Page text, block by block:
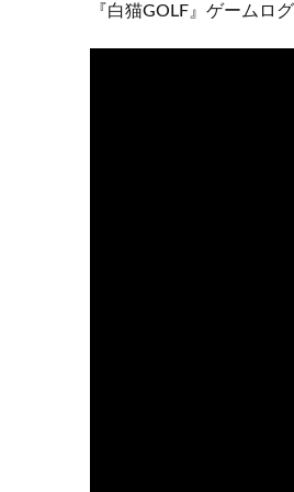
『白猫GOLF』ゲームロ